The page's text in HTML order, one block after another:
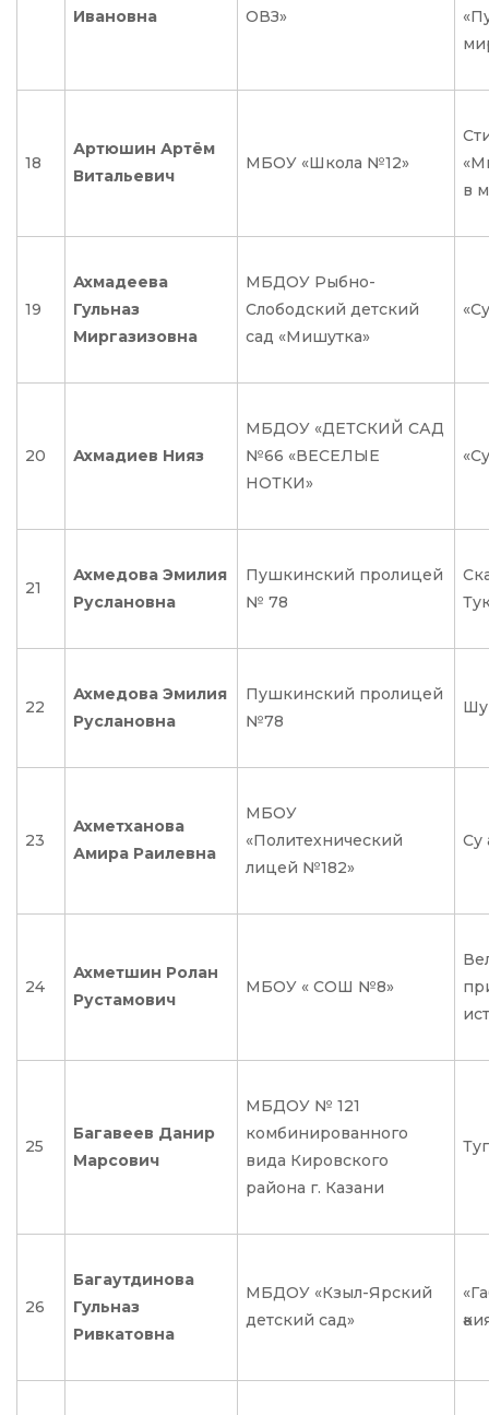
Ивановна ОВЗ»
18
Артюшин Артём
Витальевич
МБОУ «Школа №12»
в
19
Ахмадеева
Гульназ
Миргазизовна
МБДОУ Рыбно-
Слободский детский
сад «Мишутка»
20 Ахмадиев Нияз
МБДОУ «ДЕТСКИЙ САД
№66 «ВЕСЕЛЫЕ
НОТКИ»
21
Ахмедова Эмилия
Руслановна
Пушкинский пролицей
№ 78
22
Ахмедова Эмилия
Руслановна
Пушкинский пролицей
№78
23
Ахметханова
Амира Раилевна
МБОУ
«Политехнический
лицей №182»
Су
24
Ахметшин Ролан
Рустамович
МБОУ « СОШ №8»
25
Багавеев Данир
Марсович
МБДОУ № 121
комбинированного
вида Кировского
района г. Казани
26
Багаутдинова
Гульназ
Ривкатовна
МБДОУ «Кзыл-Ярский
детский сад»